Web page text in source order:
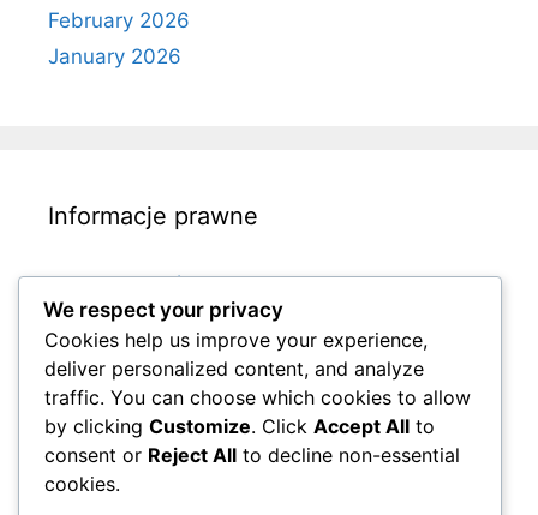
February 2026
January 2026
Informacje prawne
Pliki cookie i śledzenie
Umowa użytkownika
Nawiąż kontakt
Twoja prywatność
Kim jesteśmy
We respect your privacy
Cookies help us improve your experience,
deliver personalized content, and analyze
traffic. You can choose which cookies to allow
by clicking Customize. Click Accept All to
consent or Reject All to decline non-essential
cookies.